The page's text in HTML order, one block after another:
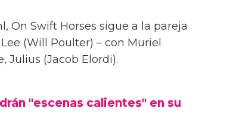
On Swift Horses sigue a la pareja
(Will Poulter) – con Muriel
Julius (Jacob Elordi).
"escenas calientes" en su